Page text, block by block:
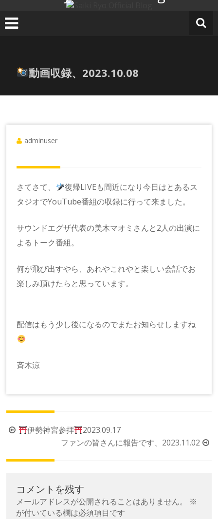
ン
テ
ッ
動画収録、2023.10.08
adminuser
さてさて、
復帰LIVEも間近になり今日はとあるス
タジオでYouTube番組の収録に行って来ました。
サウンドエグザ代表の美木マオミさんと2人の出演に
よるトーク番組。
何が飛び出すやら、あれやこれやと楽しい会話でお
楽しみ頂けたらと思っています。
配信はもう少し後になるのでまたお知らせしますね
斉木涼
投
ナ
伊勢神宮参拝
2023.09.17
ファンの皆さんに報告です、2023.11.02
コメントを残す
メールアドレスが公開されることはありません。
※
が付いている欄は必須項目です